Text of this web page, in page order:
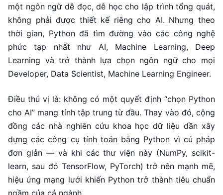
một ngôn ngữ dễ đọc, dễ học cho lập trình tổng quát,
không phải được thiết kế riêng cho AI. Nhưng theo
thời gian, Python đã tìm đường vào các công nghệ
phức tạp nhất như AI, Machine Learning, Deep
Learning và trở thành lựa chọn ngôn ngữ cho mọi
Developer, Data Scientist, Machine Learning Engineer.
Điều thú vị là: không có một quyết định “chọn Python
cho AI” mang tính tập trung từ đầu. Thay vào đó, cộng
đồng các nhà nghiên cứu khoa học dữ liệu dần xây
dựng các công cụ tính toán bằng Python vì cú pháp
đơn giản — và khi các thư viện này (NumPy, scikit-
learn, sau đó TensorFlow, PyTorch) trở nên mạnh mẽ,
hiệu ứng mạng lưới khiến Python trở thành tiêu chuẩn
ngầm của cả ngành.